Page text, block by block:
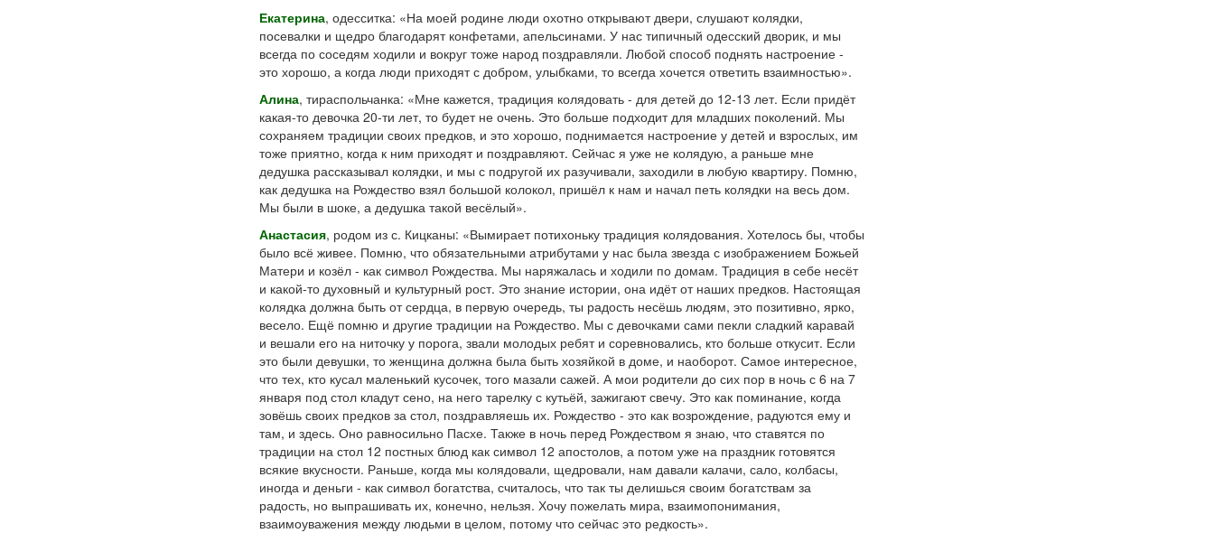
Екатерина, одесситка: «На моей родине люди охотно открывают двери, слушают колядки,
посевалки и щедро благодарят конфетами, апельсинами. У нас типичный одесский дворик, и мы
всегда по соседям ходили и вокруг тоже народ поздравляли. Любой способ поднять настроение -
это хорошо, а когда люди приходят с добром, улыбками, то всегда хочется ответить взаимностью».
Алина, тираспольчанка: «Мне кажется, традиция колядовать - для детей до 12-13 лет. Если придёт
какая-то девочка 20-ти лет, то будет не очень. Это больше подходит для младших поколений. Мы
сохраняем традиции своих предков, и это хорошо, поднимается настроение у детей и взрослых, им
тоже приятно, когда к ним приходят и поздравляют. Сейчас я уже не колядую, а раньше мне
дедушка рассказывал колядки, и мы с подругой их разучивали, заходили в любую квартиру. Помню,
как дедушка на Рождество взял большой колокол, пришёл к нам и начал петь колядки на весь дом.
Мы были в шоке, а дедушка такой весёлый».
Анастасия, родом из с. Кицканы: «Вымирает потихоньку традиция колядования. Хотелось бы, чтобы
было всё живее. Помню, что обязательными атрибутами у нас была звезда с изображением Божьей
Матери и козёл - как символ Рождества. Мы наряжалась и ходили по домам. Традиция в себе несёт
и какой-то духовный и культурный рост. Это знание истории, она идёт от наших предков. Настоящая
колядка должна быть от сердца, в первую очередь, ты радость несёшь людям, это позитивно, ярко,
весело. Ещё помню и другие традиции на Рождество. Мы с девочками сами пекли сладкий каравай
и вешали его на ниточку у порога, звали молодых ребят и соревновались, кто больше откусит. Если
это были девушки, то женщина должна была быть хозяйкой в доме, и наоборот. Самое интересное,
что тех, кто кусал маленький кусочек, того мазали сажей. А мои родители до сих пор в ночь с 6 на 7
января под стол кладут сено, на него тарелку с кутьёй, зажигают свечу. Это как поминание, когда
зовёшь своих предков за стол, поздравляешь их. Рождество - это как возрождение, радуются ему и
там, и здесь. Оно равносильно Пасхе. Также в ночь перед Рождеством я знаю, что ставятся по
традиции на стол 12 постных блюд как символ 12 апостолов, а потом уже на праздник готовятся
всякие вкусности. Раньше, когда мы колядовали, щедровали, нам давали калачи, сало, колбасы,
иногда и деньги - как символ богатства, считалось, что так ты делишься своим богатствам за
радость, но выпрашивать их, конечно, нельзя. Хочу пожелать мира, взаимопонимания,
взаимоуважения между людьми в целом, потому что сейчас это редкость».